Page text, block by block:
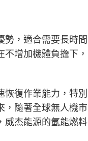
勢，適合需要長時間
增加機體負擔下，
復作業能力，特別
，隨著全球無人機市
威杰能源的氫能燃料